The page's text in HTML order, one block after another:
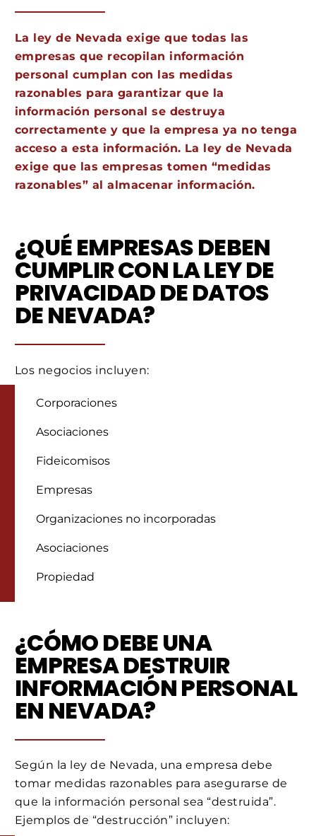
La ley de Nevada exige que todas las
empresas que recopilan información
personal cumplan con las medidas
razonables para garantizar que la
información personal se destruya
correctamente y que la empresa ya no tenga
acceso a esta información. La ley de Nevada
exige que las empresas tomen “medidas
razonables” al almacenar información.
¿QUÉ EMPRESAS DEBEN
CUMPLIR CON LA LEY DE
PRIVACIDAD DE DATOS
DE NEVADA?
Los negocios incluyen:
Corporaciones
Asociaciones
Fideicomisos
Empresas
Organizaciones no incorporadas
Asociaciones
Propiedad
¿CÓMO DEBE UNA
EMPRESA DESTRUIR
INFORMACIÓN PERSONAL
EN NEVADA?
Según la ley de Nevada, una empresa debe
tomar medidas razonables para asegurarse de
que la información personal sea “destruida”.
Ejemplos de “destrucción” incluyen: